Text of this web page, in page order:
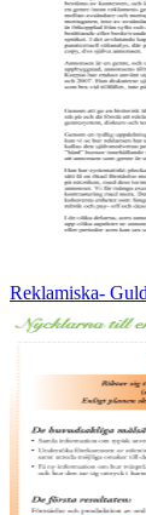
Reklamiska-